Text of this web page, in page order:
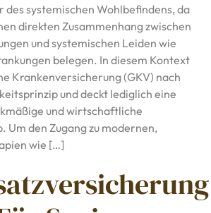
systemischen Wohlbefindens, da
direkten Zusammenhang zwischen
und systemischen Leiden wie
belegen. In diesem Kontext
Krankenversicherung (GKV) nach
und deckt lediglich eine
und wirtschaftliche
Um den Zugang zu modernen,
wie […]